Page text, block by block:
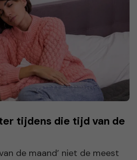
tijdens die tijd van de
de maand’ niet de meest